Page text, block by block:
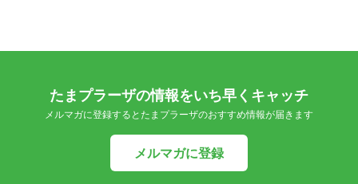
たまプラーザの情報をいち早くキャッチ
メルマガに登録するとたまプラーザのおすすめ情報が届きます
メルマガに登録